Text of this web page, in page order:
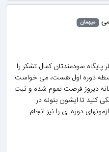
میهمان
سودمندتان کمال تشکر را
دوره اول هست، می خواست
دیروز فرصت تموم شده و ثبت
کنید تا ایشون بتونه در
دوره ای را نیز انجام